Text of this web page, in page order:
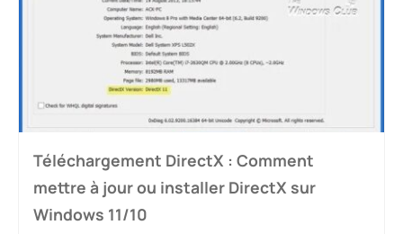
Téléchargement DirectX : Comment
mettre à jour ou installer DirectX sur
Windows 11/10